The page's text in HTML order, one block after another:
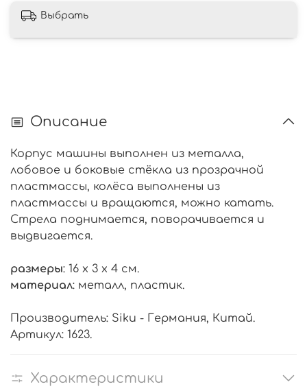
Выбрать
Описание
Корпус машины выполнен из металла,
лобовое и боковые стёкла из прозрачной
пластмассы, колёса выполнены из
пластмассы и вращаются, можно катать.
Стрела поднимается, поворачивается и
выдвигается.
размеры: 16 x 3 x 4 см.
материал: металл, пластик.
Производитель: Siku - Германия, Китай.
Артикул: 1623.
Характеристики